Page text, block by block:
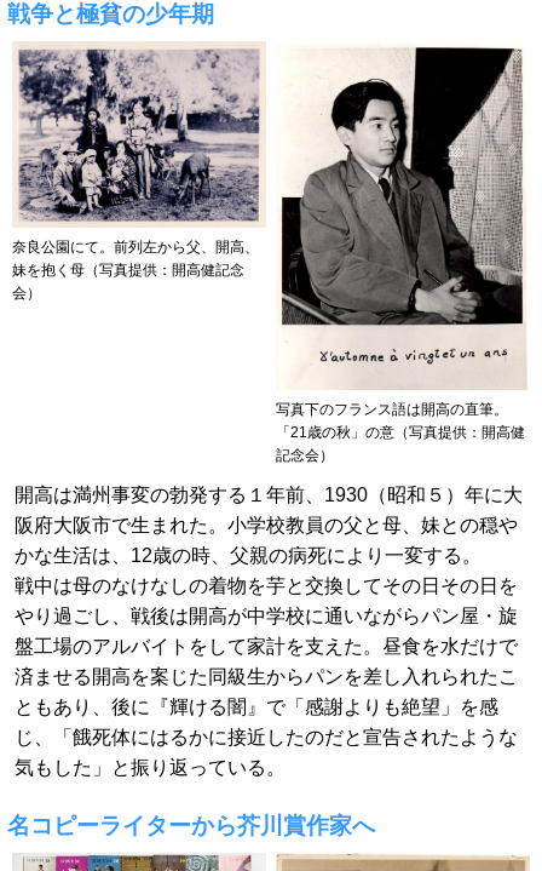
戦争と極貧の少年期
開高は満州事変の勃発する１年前、1930（昭和５）年に大
阪府大阪市で生まれた。小学校教員の父と母、妹との穏や
かな生活は、12歳の時、父親の病死により一変する。
戦中は母のなけなしの着物を芋と交換してその日その日を
やり過ごし、戦後は開高が中学校に通いながらパン屋・旋
盤工場のアルバイトをして家計を支えた。昼食を水だけで
済ませる開高を案じた同級生からパンを差し入れられたこ
ともあり、後に『輝ける闇』で「感謝よりも絶望」を感
じ、「餓死体にはるかに接近したのだと宣告されたような
気もした」と振り返っている。
奈良公園にて。前列左から父、開高、
妹を抱く母（写真提供：開高健記念
会）
写真下のフランス語は開高の直筆。
「21歳の秋」の意（写真提供：開高健
記念会）
名コピーライターから芥川賞作家へ